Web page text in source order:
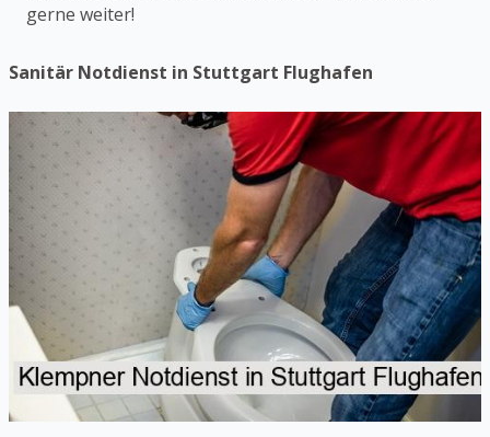
gerne weiter!
Sanitär Notdienst in Stuttgart Flughafen